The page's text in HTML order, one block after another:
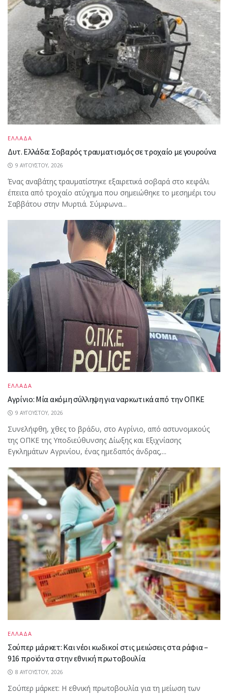
ΕΛΛΑΔΑ
Δυτ. Ελλάδα: Σοβαρός τραυματισμός σε τροχαίο με γουρούνα
9 ΑΥΓΟΎΣΤΟΥ, 2026
Ένας αναβάτης τραυματίστηκε εξαιρετικά σοβαρά στο κεφάλι
έπειτα από τροχαίο ατύχημα που σημειώθηκε το μεσημέρι του
Σαββάτου στην Μυρτιά. Σύμφωνα...
ΕΛΛΑΔΑ
Αγρίνιο: Μία ακόμη σύλληψη για ναρκωτικά από την ΟΠΚΕ
9 ΑΥΓΟΎΣΤΟΥ, 2026
Συνελήφθη, χθες το βράδυ, στο Αγρίνιο, από αστυνομικούς
της ΟΠΚΕ της Υποδιεύθυνσης Δίωξης και Εξιχνίασης
Εγκλημάτων Αγρινίου, ένας ημεδαπός άνδρας,...
ΕΛΛΑΔΑ
Σούπερ μάρκετ: Και νέοι κωδικοί στις μειώσεις στα ράφια –
916 προϊόντα στην εθνική πρωτοβουλία
8 ΑΥΓΟΎΣΤΟΥ, 2026
Σούπερ μάρκετ: Η εθνική πρωτοβουλία για τη μείωση των